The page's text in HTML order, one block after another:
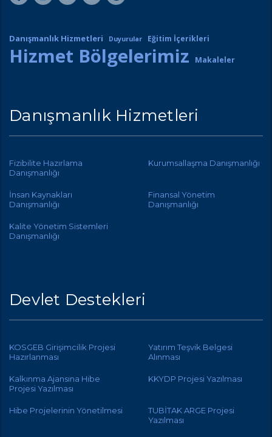
Danışmanlık Hizmetleri Duyurular Eğitim İçerikleri
Hizmet Bölgelerimiz Makaleler
Danışmanlık Hizmetleri
Fizibilite Hazırlama
Danışmanlığı
Kurumsallaşma Danışmanlığı
İnsan Kaynakları
Danışmanlığı
Finansal Yönetim
Danışmanlığı
Kalite Yönetim Sistemleri
Danışmanlığı
Devlet Destekleri
KOSGEB Girişimcilik Projesi
Hazırlanması
Yatırım Teşvik Belgesi
Alınması
Kalkınma Ajansına Hibe
Projesi Yazılması
KKYDP Projesi Yazılması
Hibe Projelerinin Yönetilmesi
TUBİTAK ARGE Projesi
Yazılması